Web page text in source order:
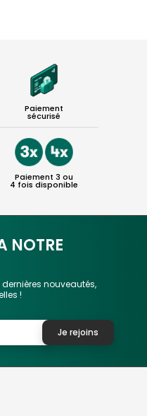
Paiement
sécurisé
Paiement 3 ou
4 fois disponible
NOTRE
nouveautés,
!
Je rejoins